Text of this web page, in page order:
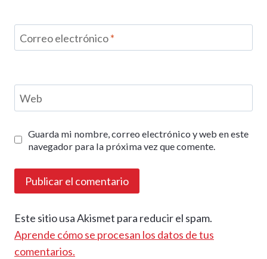
Correo electrónico*
Web
Guarda mi nombre, correo electrónico y web en este
navegador para la próxima vez que comente.
Este sitio usa Akismet para reducir el spam.
Aprende cómo se procesan los datos de tus
comentarios.